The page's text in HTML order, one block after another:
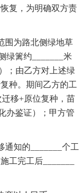
复，为明确双方责
围为路北侧绿地草
绿篱约_______米
；由乙方对上述绿
种。期间乙方的工
移+原位复种，苗
办鉴证）；甲方管
通知的_______个工
工完工后_______